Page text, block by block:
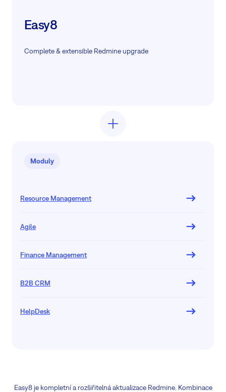
Easy8
Complete & extensible Redmine upgrade
Moduly
Resource Management
Agile
Finance Management
B2B CRM
HelpDesk
Easy8 je kompletní a rozšiřitelná aktualizace Redmine. Kombinace